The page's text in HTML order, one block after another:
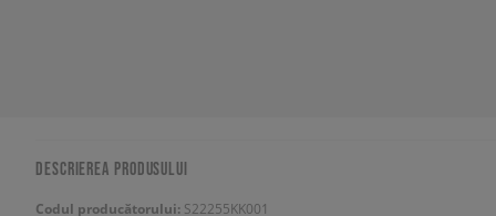
DESCRIEREA PRODUSULUI
Codul producătorului: S22255KK001